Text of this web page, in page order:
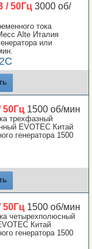
/ 50Гц 3000 об/
тока
Alte Италия
или
50Гц 1500 об/мин
трехфазный
EVOTEC Китай
генератора 1500
50Гц 1500 об/мин
четырехполюсный
Китай
генератора 1500